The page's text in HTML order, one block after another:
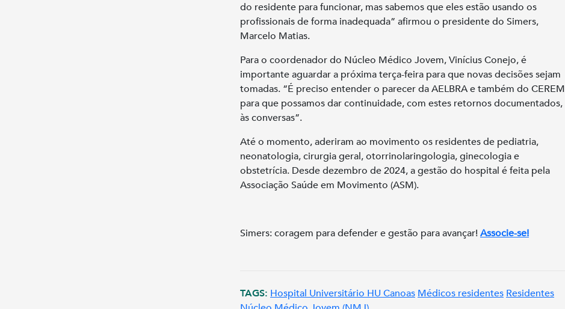
do residente para funcionar, mas sabemos que eles estão usando os
profissionais de forma inadequada” afirmou o presidente do Simers,
Marcelo Matias.
Para o coordenador do Núcleo Médico Jovem, Vinícius Conejo, é
importante aguardar a próxima terça-feira para que novas decisões sejam
tomadas. “É preciso entender o parecer da AELBRA e também do CEREM
para que possamos dar continuidade, com estes retornos documentados,
às conversas”.
Até o momento, aderiram ao movimento os residentes de pediatria,
neonatologia, cirurgia geral, otorrinolaringologia, ginecologia e
obstetrícia. Desde dezembro de 2024, a gestão do hospital é feita pela
Associação Saúde em Movimento (ASM).
Simers: coragem para defender e gestão para avançar!Associe-se!
TAGS: Hospital Universitário HU Canoas Médicos residentes Residentes